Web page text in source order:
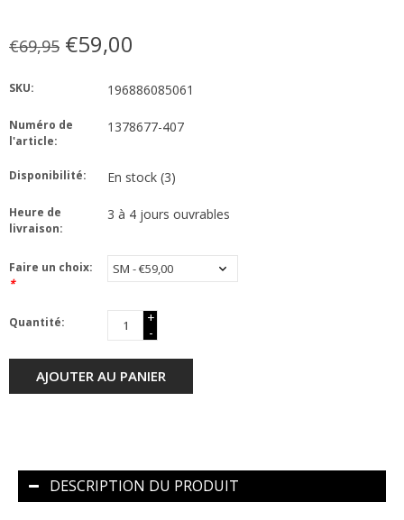
€69,95 €59,00
SKU: 196886085061
Numéro de
l'article:
1378677-407
Disponibilité: En stock (3)
Heure de
livraison:
3 à 4 jours ouvrables
Faire un choix:
*
Quantité:
+
-
AJOUTER AU PANIER
DESCRIPTION DU PRODUIT